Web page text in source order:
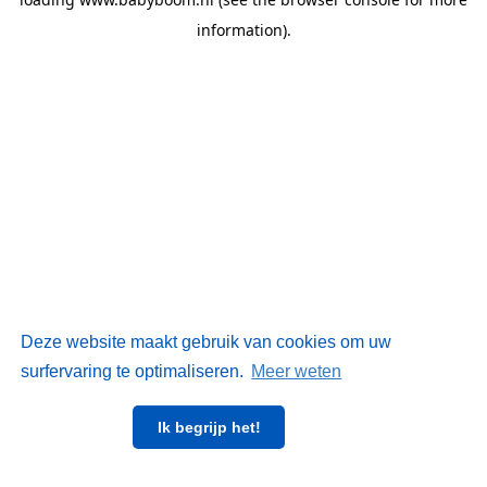
Deze website maakt gebruik van cookies om uw
surfervaring te optimaliseren. Meer weten
Ik begrijp het!
information).